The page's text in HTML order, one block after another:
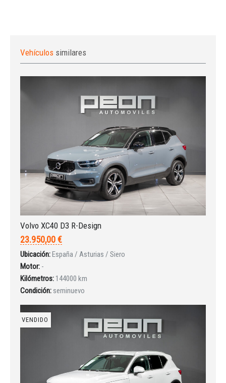
Iniciar sesión
Vehículos similares
Volvo XC40 D3 R-Design
23.950,00 €
Ubicación:España / Asturias / Siero
Motor: -
Kilómetros: 144000 km
Condición: seminuevo
VENDIDO